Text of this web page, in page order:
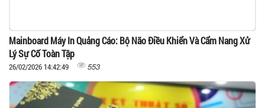
Mainboard Máy In Quảng Cáo: Bộ Não Điều Khiển Và Cẩm Nang Xử
Lý Sự Cố Toàn Tập
26/02/2026 14:42:49 553